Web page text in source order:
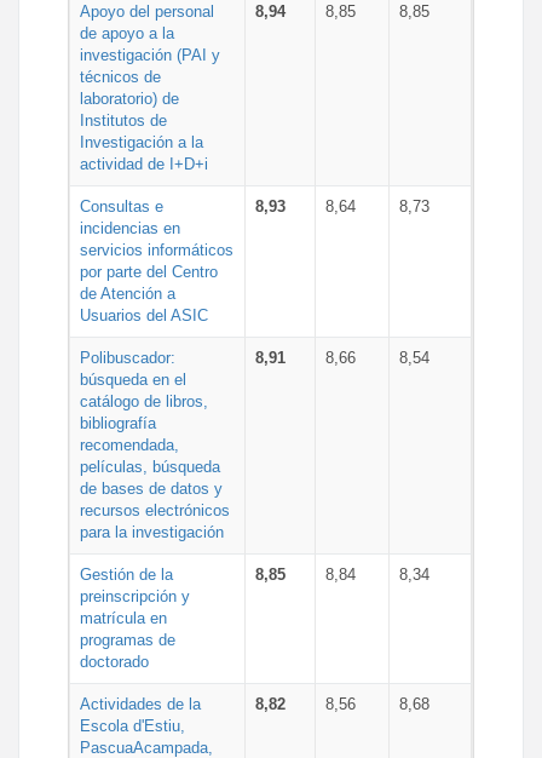
Apoyo del personal
de apoyo a la
investigación (PAI y
técnicos de
laboratorio) de
Institutos de
Investigación a la
actividad de I+D+i
8,94 8,85 8,85
Consultas e
incidencias en
servicios informáticos
por parte del Centro
de Atención a
Usuarios del ASIC
8,93 8,64 8,73
Polibuscador:
búsqueda en el
catálogo de libros,
bibliografía
recomendada,
películas, búsqueda
de bases de datos y
recursos electrónicos
para la investigación
8,91 8,66 8,54
Gestión de la
preinscripción y
matrícula en
programas de
doctorado
8,85 8,84 8,34
Actividades de la
Escola d'Estiu,
PascuaAcampada,
8,82 8,56 8,68